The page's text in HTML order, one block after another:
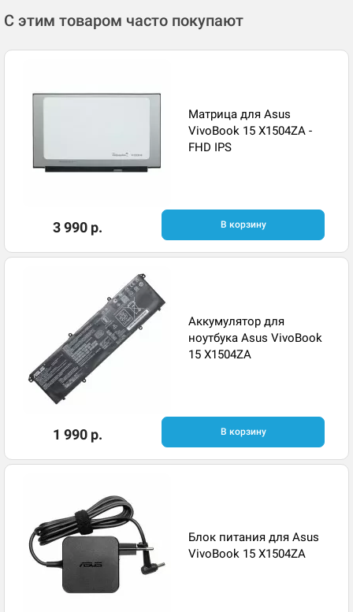
С этим товаром часто покупают
Матрица для Asus
VivoBook 15 X1504ZA -
FHD IPS
3 990 р. В корзину
Аккумулятор для
ноутбука Asus VivoBook
15 X1504ZA
1 990 р. В корзину
Блок питания для Asus
VivoBook 15 X1504ZA